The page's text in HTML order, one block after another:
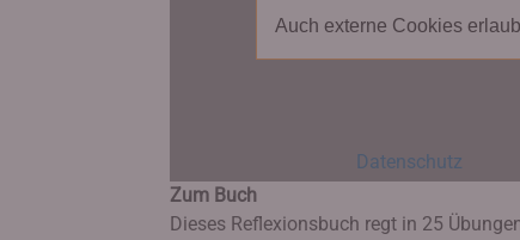
Auch externe Cookies
Datenschutz
Zum Buch
Dieses Reflexionsbuch regt in 25